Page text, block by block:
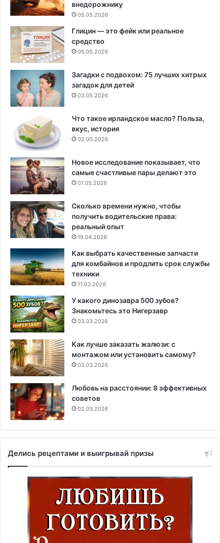
внедорожнику
05.05.2026
Глицин — это фейк или реальное
средство
05.05.2026
Загадки с подвохом: 75 лучших хитрых
загадок для детей
03.05.2026
Что такое ирландское масло? Польза,
вкус, история
02.05.2026
Новое исследование показывает, что
самые счастливые пары делают это
01.05.2026
Сколько времени нужно, чтобы
получить водительские права:
реальный опыт
19.04.2026
Как выбрать качественные запчасти
для комбайнов и продлить срок службы
техники
11.03.2026
У какого динозавра 500 зубов?
Знакомьтесь это Нигерзавр
03.03.2026
Как лучше заказать жалюзи: с
монтажом или установить самому?
03.03.2026
Любовь на расстоянии: 8 эффективных
советов
02.03.2026
Делись рецептами и выигрывай призы